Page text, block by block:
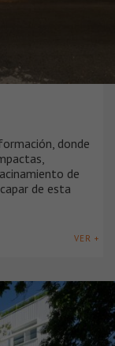
donde
de
de esta
VER +